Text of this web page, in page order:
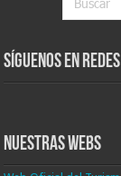
Síguenos en
Nuestras Webs